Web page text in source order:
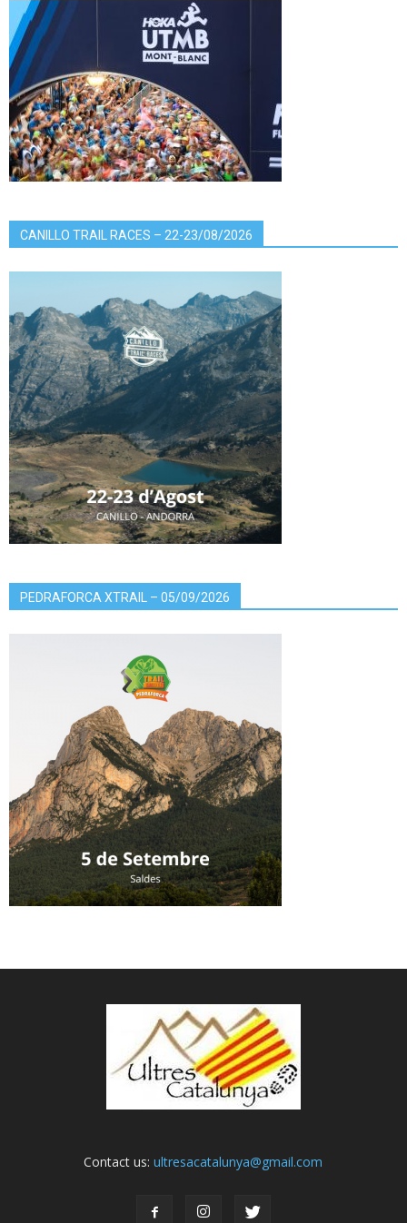
CANILLO TRAIL RACES – 22-23/08/2026
PEDRAFORCA XTRAIL – 05/09/2026
Contact us:ultresacatalunya@gmail.com